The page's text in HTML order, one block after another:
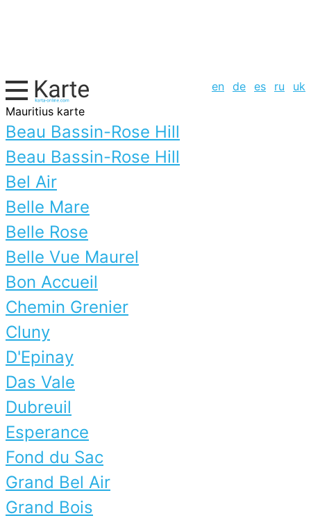
en de es ru
uk
Mauritius karte
Beau Bassin-Rose Hill
Beau Bassin-Rose Hill
Bel Air
Belle Mare
Belle Rose
Belle Vue Maurel
Bon Accueil
Chemin Grenier
Cluny
D'Epinay
Das Vale
Dubreuil
Esperance
Fond du Sac
Grand Bel Air
Grand Bois